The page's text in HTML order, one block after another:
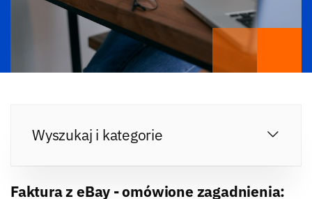
Wyszukaj i kategorie
Faktura z eBay - omówione zagadnienia: